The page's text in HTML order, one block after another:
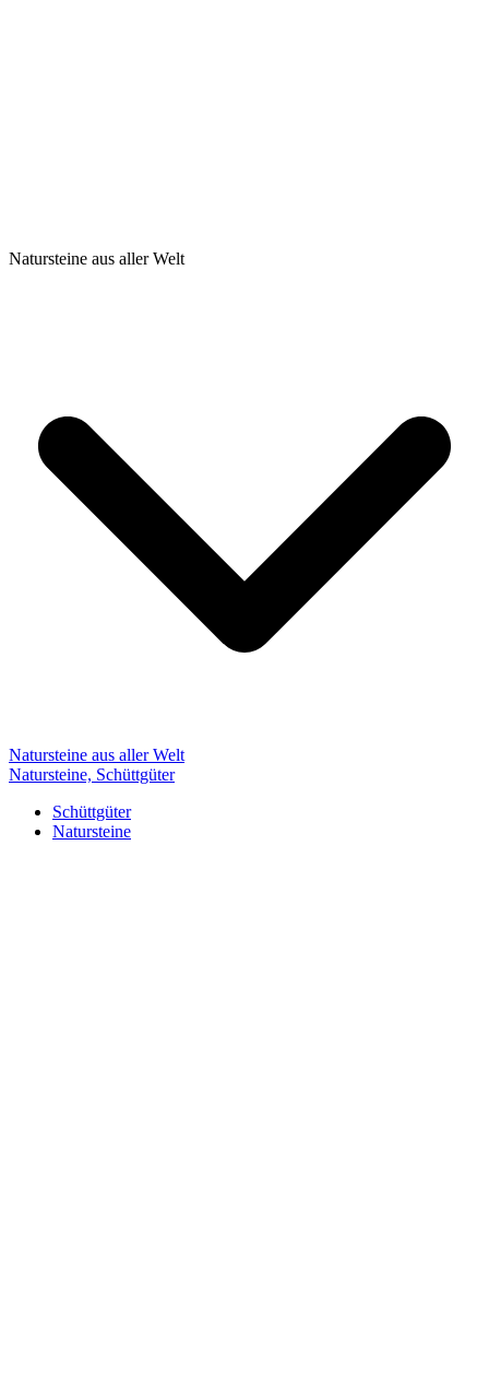
Natursteine aus aller Welt
Natursteine aus aller Welt
Natursteine, Schüttgüter
Schüttgüter
Natursteine